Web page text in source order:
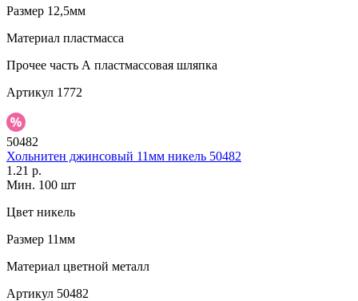
Размер 12,5мм
Материал пластмасса
Прочее часть А пластмассовая шляпка
Артикул 1772
50482
Хольнитен джинсовый 11мм никель 50482
1.21 р.
Мин. 100 шт
Цвет никель
Размер 11мм
Материал цветной металл
Артикул 50482